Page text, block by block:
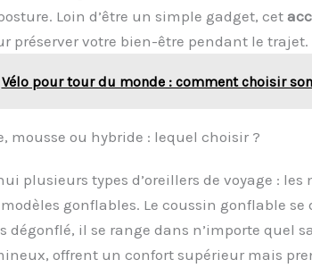
Loin d’être un simple gadget, cet
préserver votre bien-être pendant le trajet.
Vélo pour tour du monde : comment choisir
mousse ou hybride : lequel choisir ?
plusieurs types d’oreillers de voyage :
gonflables. Le coussin gonflable
dégonflé, il se range dans n’importe quel
offrent un confort supérieur mais